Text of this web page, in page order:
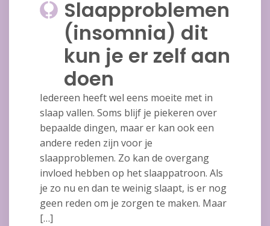
Slaapproblemen
(insomnia) dit
kun je er zelf aan
doen
Iedereen heeft wel eens moeite met in
slaap vallen. Soms blijf je piekeren over
bepaalde dingen, maar er kan ook een
andere reden zijn voor je
slaapproblemen. Zo kan de overgang
invloed hebben op het slaappatroon. Als
je zo nu en dan te weinig slaapt, is er nog
geen reden om je zorgen te maken. Maar
[…]